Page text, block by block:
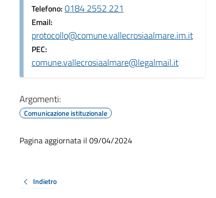
Telefono: 0184 2552 221
Email:
protocollo@comune.vallecrosiaalmare.im.it
PEC:
comune.vallecrosiaalmare@legalmail.it
Argomenti:
Comunicazione istituzionale
Pagina aggiornata il 09/04/2024
Indietro